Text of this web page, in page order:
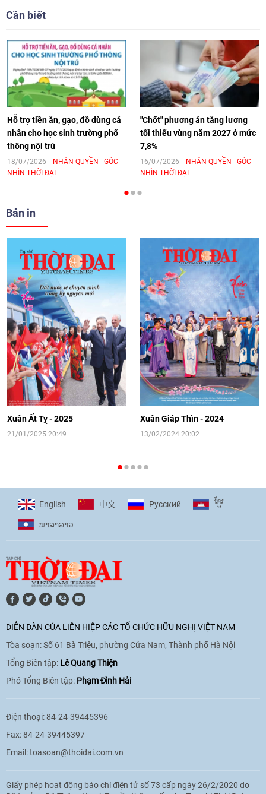
[Video] Âm nhạc flamenco gắn kết văn
hoá Việt Nam - Tây Ban Nha
11:10 17/06/2026
[Video] Trao tặng Kỷ niệm chương "Vì
hòa bình, hữu nghị giữa các dân tộc"
cho Đại sứ Hungary tại Việt Nam
[Video] Nhân dân Việt Nam luôn trân
trọng tình cảm của nước Nga
08:02 | 13/06/2026
Video: Cơ hội giao lưu quốc tế cho học
sinh Việt Nam tại trại hè Artek
14:41|12/06/2026
[Video] Đối ngoại nhân dân Thủ đô
hướng tới kết nối hiệu quả nguồn lực
người Việt Nam ở nước ngoài
16:58|10/06/2026
phó với biến đổi khí hậu
17:07|09/06/2026
[Video] Lào dành ưu tiên hàng đầu cho
quan hệ với Việt Nam
11:01 |09/06/2026
[Video] Doanh nghiệp Hoa Kỳ hỗ trợ
Việt Nam xác định danh tính người mất
Cần biết
Hỗ trợ tiền ăn, gạo, đồ dùng cá
nhân cho học sinh trường phổ
thông nội trú
18/07/2026
NHÂN QUYỀN - GÓC
NHÌN THỜI ĐẠI
"Chốt" phương án tăng lương
tối thiểu vùng năm 2027 ở mức
7,8%
16/07/2026
NHÂN QUYỀN - GÓC
NHÌN THỜI ĐẠI
Bản in
Xuân Ất Tỵ - 2025
21/01/2025 20:49
Xuân Giáp Thìn - 2024
13/02/2024 20:02
English 中文 Pусский ខ្មែរ
ພາ​ສາ​ລາວ
DIỄN ĐÀN CỦA LIÊN HIỆP CÁC TỔ CHỨC HỮU NGHỊ VIỆT NAM
Tòa soạn: Số 61 Bà Triệu, phường Cửa Nam, Thành phố Hà Nội
Tổng Biên tập: Lê Quang Thiện
Phó Tổng Biên tập: Phạm Đình Hải
Điện thoại: 84-24-39445396
Fax: 84-24-39445397
Email:toasoan@thoidai.com.vn
Giấy phép hoạt động báo chí điện tử số 73 cấp ngày 26/2/2020 do